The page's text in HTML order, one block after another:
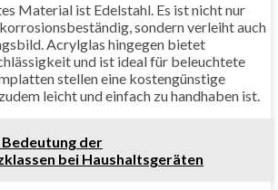
Material ist Edelstahl. Es ist nicht nur
sondern verleiht auch
Acrylglas hingegen bietet
und ist ideal für beleuchtete
stellen eine kostengünstige
leicht und einfach zu handhaben ist.
Bedeutung der
bei Haushaltsgeräten